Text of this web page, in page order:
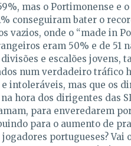
mas o Portimonense e
conseguiram bater o
vazios, onde o “made in
eram 50% e de 51
e escalões jovens,
num verdadeiro tráfico
intoleráveis, mas que os
hora dos dirigentes das
para enveredarem
para o aumento de
portugueses? Vai